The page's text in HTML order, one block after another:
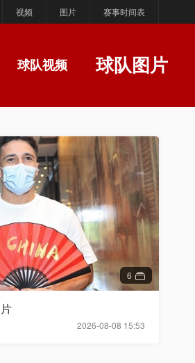
视频 图片 赛事时间表
球队视频 球队图片
6
2026-08-08 15:53